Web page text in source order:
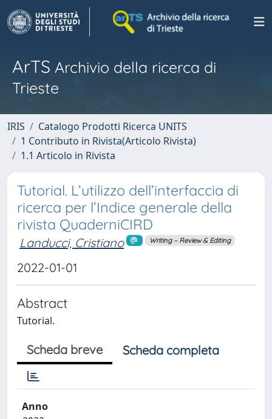
ArTS Archivio della ricerca di
Trieste
IRIS
Catalogo Prodotti Ricerca UNITS
1 Contributo in Rivista(Articolo Rivista)
1.1 Articolo in Rivista
Tutorial. L’utilizzo dell’interfaccia di
ricerca per l’Indice generale della
rivista QuaderniCIRD
Landucci, Cristiano Writing – Review & Editing
2022-01-01
Abstract
Tutorial.
Scheda breve Scheda completa
Anno